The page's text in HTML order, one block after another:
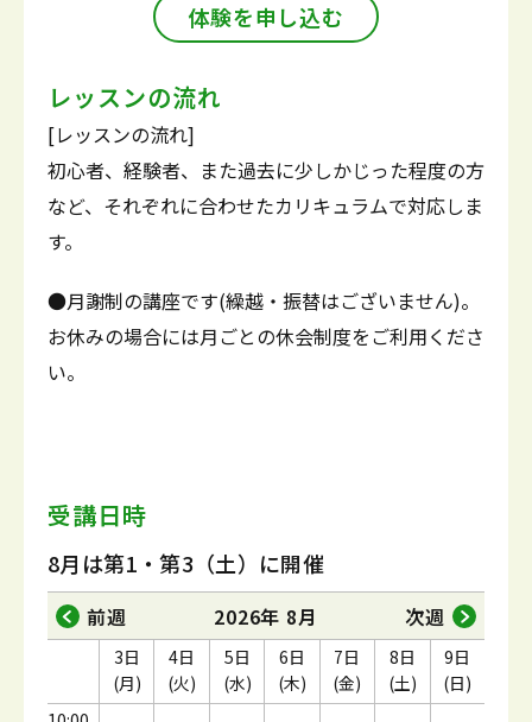
体験を申し込む
レッスンの流れ
[レッスンの流れ]
初心者、経験者、また過去に少しかじった程度の方
など、それぞれに合わせたカリキュラムで対応しま
す。
●月謝制の講座です(繰越・振替はございません)。
お休みの場合には月ごとの休会制度をご利用くださ
い。
受講日時
8月は第1・第3（土）に開催
前週 2026年 8月 次週
3日
(月)
4日
(火)
5日
(水)
6日
(木)
7日
(金)
8日
(土)
9日
(日)